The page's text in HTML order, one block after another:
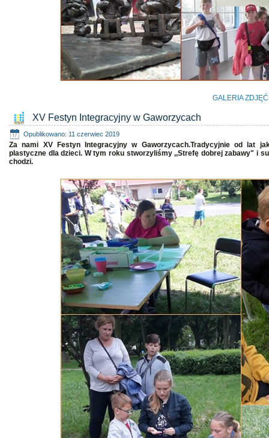
GALERIA ZDJĘĆ
XV Festyn Integracyjny w Gaworzycach
Opublikowano: 11 czerwiec 2019
Za nami XV Festyn Integracyjny w Gaworzycach.Tradycyjnie od lat
plastyczne dla dzieci. W tym roku stworzyliśmy ,,Strefę dobrej zabawy" i
chodzi.